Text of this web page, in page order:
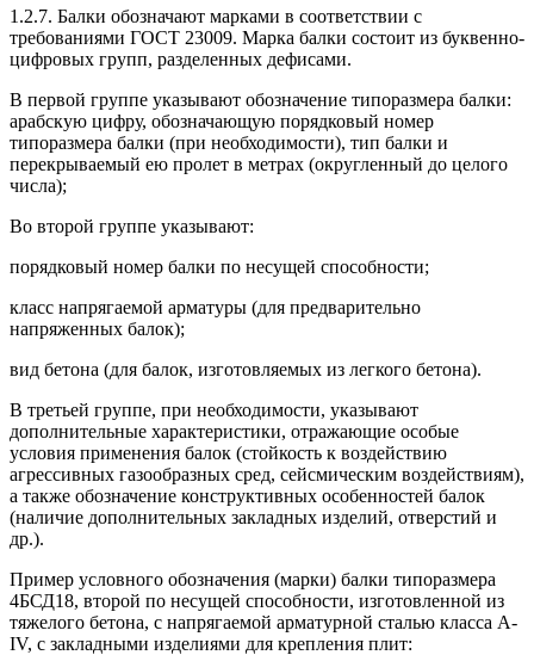
1.2.7. Балки обозначают марками в соответствии с
требованиями ГОСТ 23009. Марка балки состоит из буквенно-
цифровых групп, разделенных дефисами.
В первой группе указывают обозначение типоразмера балки:
арабскую цифру, обозначающую порядковый номер
типоразмера балки (при необходимости), тип балки и
перекрываемый ею пролет в метрах (округленный до целого
числа);
Во второй группе указывают:
порядковый номер балки по несущей способности;
класс напрягаемой арматуры (для предварительно
напряженных балок);
вид бетона (для балок, изготовляемых из легкого бетона).
В третьей группе, при необходимости, указывают
дополнительные характеристики, отражающие особые
условия применения балок (стойкость к воздействию
агрессивных газообразных сред, сейсмическим воздействиям),
а также обозначение конструктивных особенностей балок
(наличие дополнительных закладных изделий, отверстий и
др.).
Пример условного обозначения (марки) балки типоразмера
4БСД18, второй по несущей способности, изготовленной из
тяжелого бетона, с напрягаемой арматурной сталью класса A-
IV, с закладными изделиями для крепления плит: